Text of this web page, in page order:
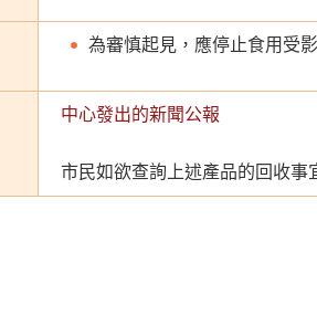
為審慎起見，應停止食用受
中心發出的新聞公報
市民如欲查詢上述產品的回收事